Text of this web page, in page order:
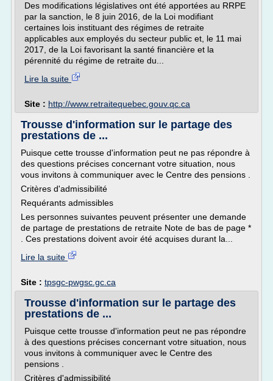
Des modifications législatives ont été apportées au RRPE
par la sanction, le 8 juin 2016, de la Loi modifiant
certaines lois instituant des régimes de retraite
applicables aux employés du secteur public et, le 11 mai
2017, de la Loi favorisant la santé financière et la
pérennité du régime de retraite du...
Lire la suite
Site : http://www.retraitequebec.gouv.qc.ca
Trousse d'information sur le partage des
prestations de ...
Puisque cette trousse d'information peut ne pas répondre à
des questions précises concernant votre situation, nous
vous invitons à communiquer avec le Centre des pensions .
Critères d'admissibilité
Requérants admissibles
Les personnes suivantes peuvent présenter une demande
de partage de prestations de retraite Note de bas de page *
. Ces prestations doivent avoir été acquises durant la...
Lire la suite
Site : tpsgc-pwgsc.gc.ca
Trousse d'information sur le partage des
prestations de ...
Puisque cette trousse d'information peut ne pas répondre
à des questions précises concernant votre situation, nous
vous invitons à communiquer avec le Centre des
pensions .
Critères d'admissibilité